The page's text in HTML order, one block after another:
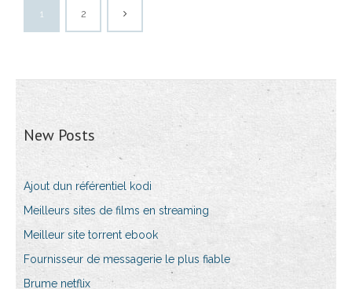
1 2
New Posts
Ajout dun référentiel kodi
Meilleurs sites de films en streaming
Meilleur site torrent ebook
Fournisseur de messagerie le plus fiable
Brume netflix